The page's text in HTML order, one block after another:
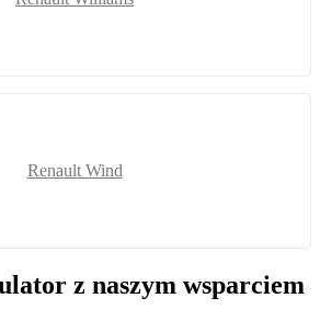
Renault Wind
z naszym wsparciem